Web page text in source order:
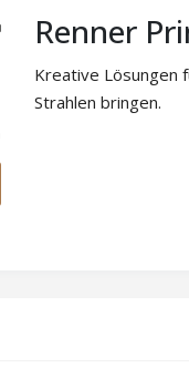
Renner
Kreative Lösungen
Strahlen bringen.